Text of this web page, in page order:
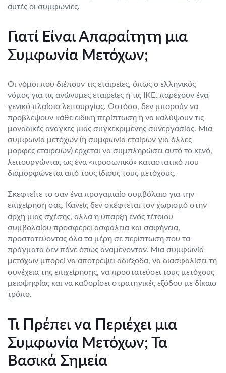
αυτές οι συμφωνίες.
Γιατί Είναι Απαραίτητη μια
Συμφωνία Μετόχων;
Οι νόμοι που διέπουν τις εταιρείες, όπως ο ελληνικός
νόμος για τις ανώνυμες εταιρείες ή τις ΙΚΕ, παρέχουν ένα
γενικό πλαίσιο λειτουργίας. Ωστόσο, δεν μπορούν να
προβλέψουν κάθε ειδική περίπτωση ή να καλύψουν τις
μοναδικές ανάγκες μιας συγκεκριμένης συνεργασίας. Μια
συμφωνία μετόχων (ή συμφωνία εταίρων για άλλες
μορφές εταιρειών) έρχεται να συμπληρώσει αυτό το κενό,
λειτουργώντας ως ένα «προσωπικό» καταστατικό που
διαμορφώνεται από τους ίδιους τους μετόχους.
Σκεφτείτε το σαν ένα προγαμιαίο συμβόλαιο για την
επιχείρησή σας. Κανείς δεν σκέφτεται τον χωρισμό στην
αρχή μιας σχέσης, αλλά η ύπαρξη ενός τέτοιου
συμβολαίου προσφέρει ασφάλεια και σαφήνεια,
προστατεύοντας όλα τα μέρη σε περίπτωση που τα
πράγματα δεν πάνε όπως αναμένονταν. Μια συμφωνία
μετόχων μπορεί να αποτρέψει αδιέξοδα, να διασφαλίσει τη
συνέχεια της επιχείρησης, να προστατεύσει τους μετόχους
μειοψηφίας και να καθορίσει στρατηγικές εξόδου με δίκαιο
τρόπο.
Τι Πρέπει να Περιέχει μια
Συμφωνία Μετόχων; Τα
Βασικά Σημεία